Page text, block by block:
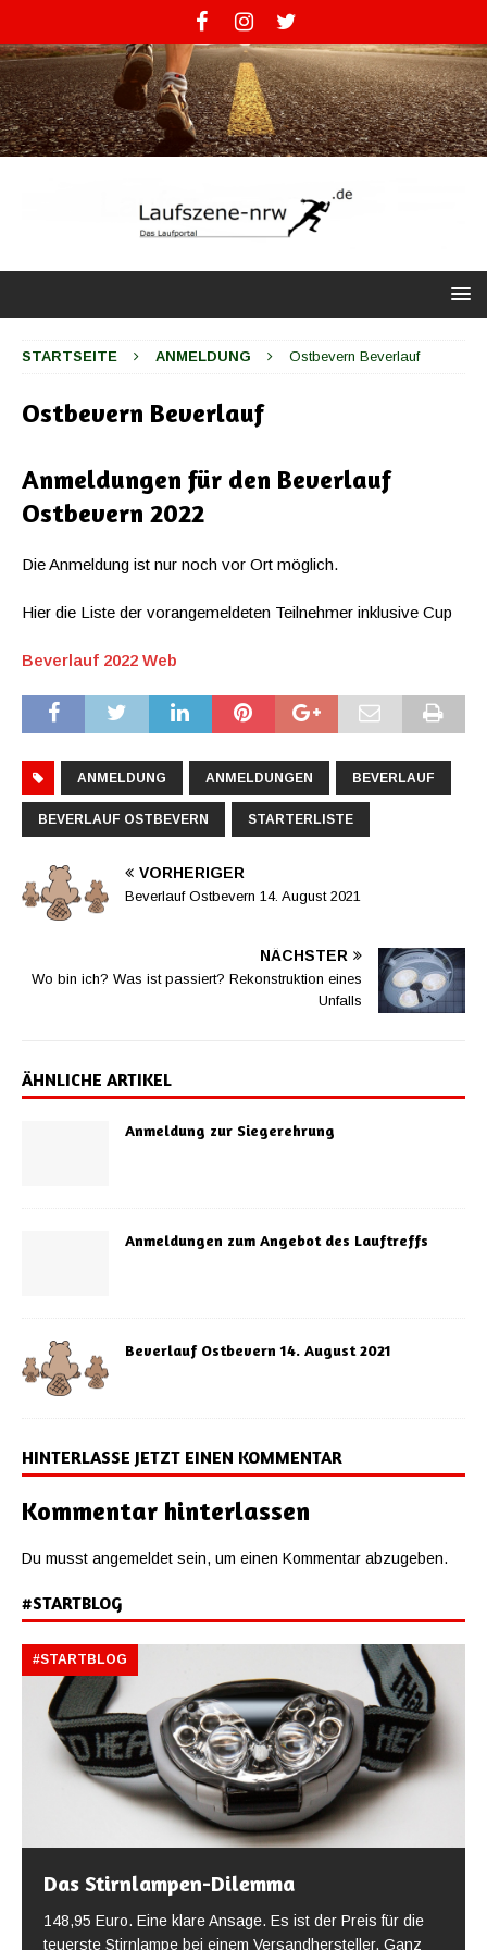
STARTSEITE ANMELDUNG Ostbevern Beverlauf
Ostbevern Beverlauf
Anmeldungen für den Beverlauf
Ostbevern 2022
Die Anmeldung ist nur noch vor Ort möglich.
Hier die Liste der vorangemeldeten Teilnehmer inklusive Cup
Beverlauf 2022 Web
ANMELDUNG ANMELDUNGEN BEVERLAUF
BEVERLAUF OSTBEVERN STARTERLISTE
VORHERIGER
Beverlauf Ostbevern 14. August 2021
NÄCHSTER
Wo bin ich? Was ist passiert? Rekonstruktion eines
Unfalls
ÄHNLICHE ARTIKEL
Anmeldung zur Siegerehrung
Anmeldungen zum Angebot des Lauftreffs
Beverlauf Ostbevern 14. August 2021
HINTERLASSE JETZT EINEN KOMMENTAR
Kommentar hinterlassen
Du musst angemeldet sein, um einen Kommentar abzugeben.
#STARTBLOG
#STARTBLOG
Das Stirnlampen-Dilemma
148,95 Euro. Eine klare Ansage. Es ist der Preis für die
teuerste Stirnlampe bei einem Versandhersteller. Ganz